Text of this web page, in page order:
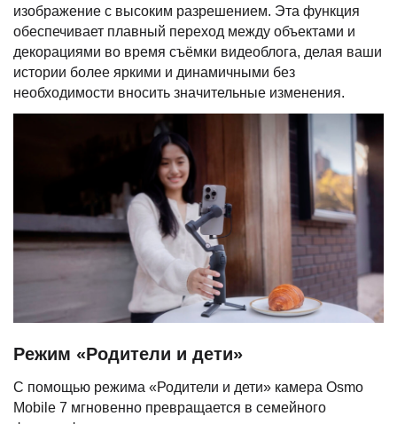
изображение с высоким разрешением. Эта функция
обеспечивает плавный переход между объектами и
декорациями во время съёмки видеоблога, делая ваши
истории более яркими и динамичными без
необходимости вносить значительные изменения.
Режим «Родители и дети»
С помощью режима «Родители и дети» камера Osmo
Mobile 7 мгновенно превращается в семейного